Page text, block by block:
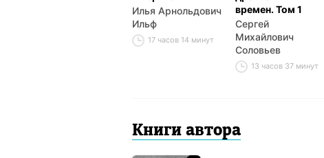
Илья Арнольдович
Ильф
17 часов 14 минут
времен. Том 1
Сергей
Михайлович
Соловьев
13 часов 37 минут
Книги автора